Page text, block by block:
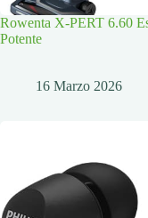
Rowenta X-PERT 6.60
Potente
16 Marzo 2026